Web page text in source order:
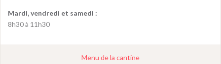
Mardi, vendredi et samedi :
8h30 à 11h30
Menu de la cantine